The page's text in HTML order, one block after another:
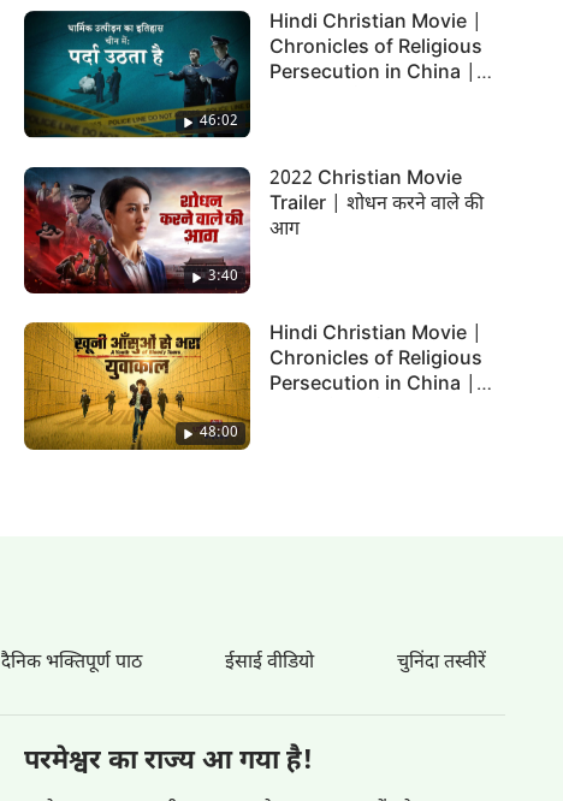
46:02
Hindi Christian Movie |
Chronicles of Religious
Persecution in China |
3:40
2022 Christian Movie
Trailer | शोधन करने वाले की
आग
48:00
Hindi Christian Movie |
Chronicles of Religious
Persecution in China |
दैनिक भक्तिपूर्ण पाठ ईसाई वीडियो चुनिंदा तस्वीरें
परमेश्वर का राज्य आ गया है!